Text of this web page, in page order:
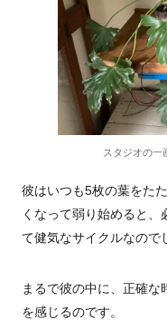
スタジオの一
彼はいつも5枚の葉をた
くなって弱り始めると
て健気なサイクルなので
まるで彼の中に、正確な
を感じるのです。